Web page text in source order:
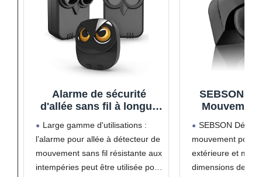
Alarme de sécurité
d'allée sans fil à longue
Détecteur de mouvement
résistant aux intempéries
- Surveillance et
protection extérieures et
Large gamme d'utilisations :
l’alarme pour allée à détecteur de
mouvement sans fil résistante aux
intempéries peut être utilisée pour
SEBSON
Infrarouge,
180°,
SEBSON
mouvement pour
extérieure et
dimensions de